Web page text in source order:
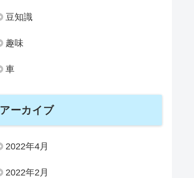
豆知識
趣味
車
アーカイブ
2022年4月
2022年2月